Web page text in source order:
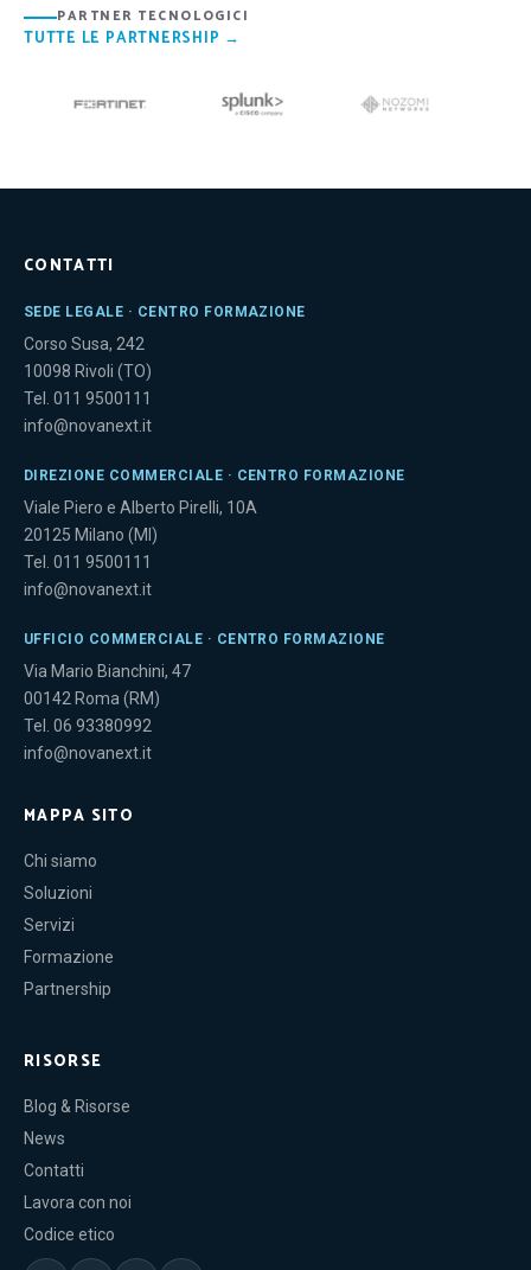
PARTNER TECNOLOGICI
TUTTE LE PARTNERSHIP →
CONTATTI
SEDE LEGALE · CENTRO FORMAZIONE
Corso Susa, 242
10098 Rivoli (TO)
Tel. 011 9500111
info@novanext.it
DIREZIONE COMMERCIALE · CENTRO FORMAZIONE
Viale Piero e Alberto Pirelli, 10A
20125 Milano (MI)
Tel. 011 9500111
info@novanext.it
UFFICIO COMMERCIALE · CENTRO FORMAZIONE
Via Mario Bianchini, 47
00142 Roma (RM)
Tel. 06 93380992
info@novanext.it
MAPPA SITO
Chi siamo
Soluzioni
Servizi
Formazione
Partnership
RISORSE
Blog & Risorse
News
Contatti
Lavora con noi
Codice etico